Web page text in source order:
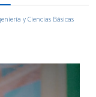
y Ciencias Básicas